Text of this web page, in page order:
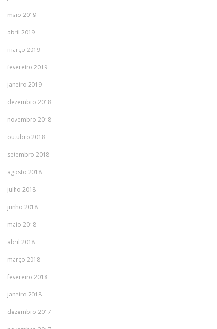
maio 2019
abril 2019
março 2019
fevereiro 2019
janeiro 2019
dezembro 2018
novembro 2018
outubro 2018
setembro 2018
agosto 2018
julho 2018
junho 2018
maio 2018
abril 2018
março 2018
fevereiro 2018
janeiro 2018
dezembro 2017